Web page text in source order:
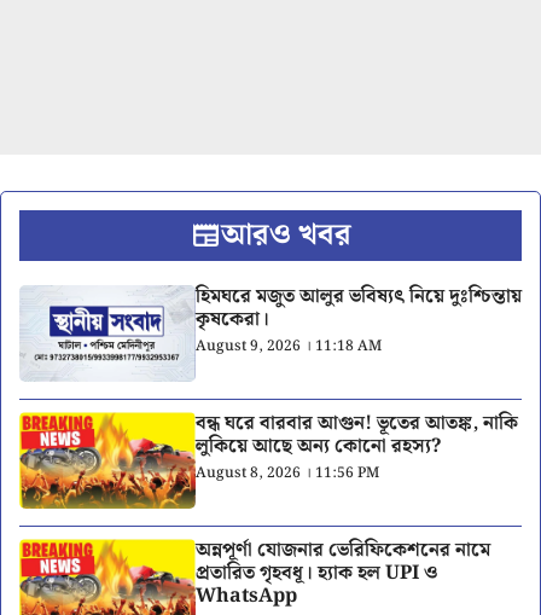
আরও খবর
হিমঘরে মজুত আলুর ভবিষ্যৎ নিয়ে দুঃশ্চিন্তায়
কৃষকেরা।
August 9, 2026 । 11:18 AM
বন্ধ ঘরে বারবার আগুন! ভূতের আতঙ্ক, নাকি
লুকিয়ে আছে অন্য কোনো রহস্য?
August 8, 2026 । 11:56 PM
অন্নপূর্ণা যোজনার ভেরিফিকেশনের নামে
প্রতারিত গৃহবধূ। হ্যাক হল UPI ও
WhatsApp